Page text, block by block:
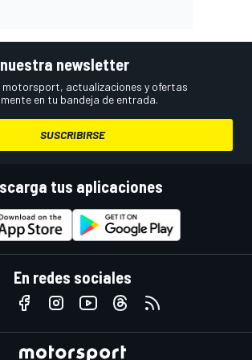
newsletter
motorsport, actualizaciones y ofertas
en tu bandeja de entrada.
SUSCRIBIRSE
tus aplicaciones
En redes sociales